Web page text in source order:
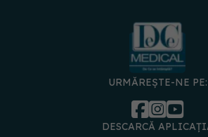
URMĂREȘTE-NE PE:
DESCARCĂ APLICAȚIA